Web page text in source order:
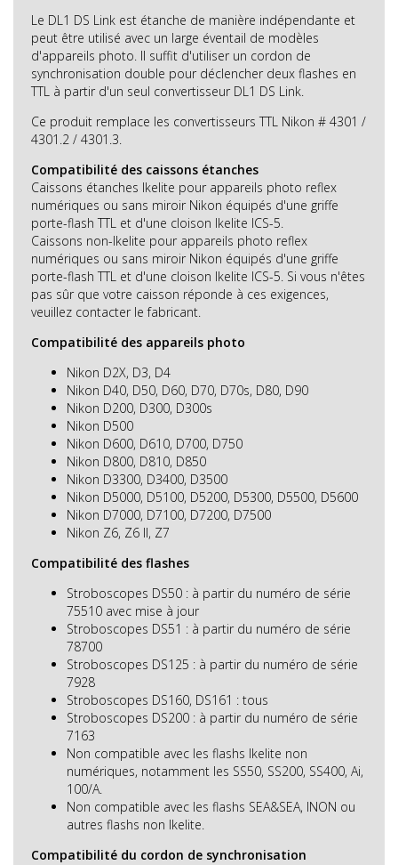
Le DL1 DS Link est étanche de manière indépendante et
peut être utilisé avec un large éventail de modèles
d'appareils photo. Il suffit d'utiliser un cordon de
synchronisation double pour déclencher deux flashes en
TTL à partir d'un seul convertisseur DL1 DS Link.
Ce produit remplace les convertisseurs TTL Nikon # 4301 /
4301.2 / 4301.3.
Compatibilité des caissons étanches
Caissons étanches Ikelite pour appareils photo reflex
numériques ou sans miroir Nikon équipés d'une griffe
porte-flash TTL et d'une cloison Ikelite ICS-5.
Caissons non-Ikelite pour appareils photo reflex
numériques ou sans miroir Nikon équipés d'une griffe
porte-flash TTL et d'une cloison Ikelite ICS-5. Si vous n'êtes
pas sûr que votre caisson réponde à ces exigences,
veuillez contacter le fabricant.
Compatibilité des appareils photo
Nikon D2X, D3, D4
Nikon D40, D50, D60, D70, D70s, D80, D90
Nikon D200, D300, D300s
Nikon D500
Nikon D600, D610, D700, D750
Nikon D800, D810, D850
Nikon D3300, D3400, D3500
Nikon D5000, D5100, D5200, D5300, D5500, D5600
Nikon D7000, D7100, D7200, D7500
Nikon Z6, Z6 II, Z7
Compatibilité des flashes
Stroboscopes DS50 : à partir du numéro de série
75510 avec mise à jour
Stroboscopes DS51 : à partir du numéro de série
78700
Stroboscopes DS125 : à partir du numéro de série
7928
Stroboscopes DS160, DS161 : tous
Stroboscopes DS200 : à partir du numéro de série
7163
Non compatible avec les flashs Ikelite non
numériques, notamment les SS50, SS200, SS400, Ai,
100/A.
Non compatible avec les flashs SEA&SEA, INON ou
autres flashs non Ikelite.
Compatibilité du cordon de synchronisation